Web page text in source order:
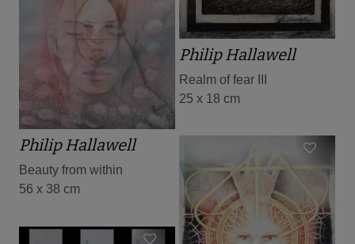
Philip Hallawell
Realm of fear III
25 x 18 cm
Philip Hallawell
Beauty from within
56 x 38 cm